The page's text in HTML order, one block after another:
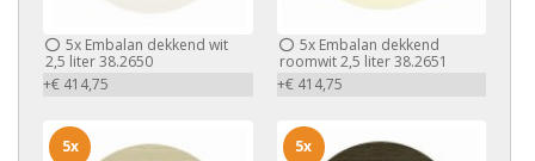
5x Embalan dekkend wit
2,5 liter 38.2650
+€ 414,75
5xEmbalan dekkend
roomwit 2,5 liter 38.2651
+€ 414,75
5x 5x